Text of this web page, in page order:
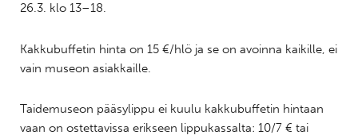
26.3. klo 13–18.
Kakkubuffetin hinta on 15 €/hlö ja se on avoinna kaikille, ei
vain museon asiakkaille.
Taidemuseon pääsylippu ei kuulu kakkubuffetin hintaan
vaan on ostettavissa erikseen lippukassalta: 10/7 € tai